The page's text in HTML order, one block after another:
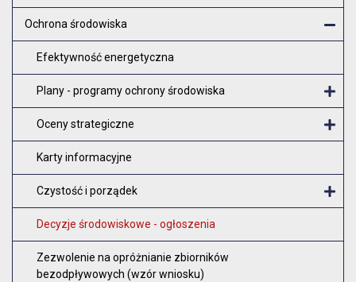
Ochrona środowiska
Efektywność energetyczna
Plany - programy ochrony środowiska
Oceny strategiczne
Karty informacyjne
Czystość i porządek
Decyzje środowiskowe - ogłoszenia
Zezwolenie na opróżnianie zbiorników
bezodpływowych (wzór wniosku)